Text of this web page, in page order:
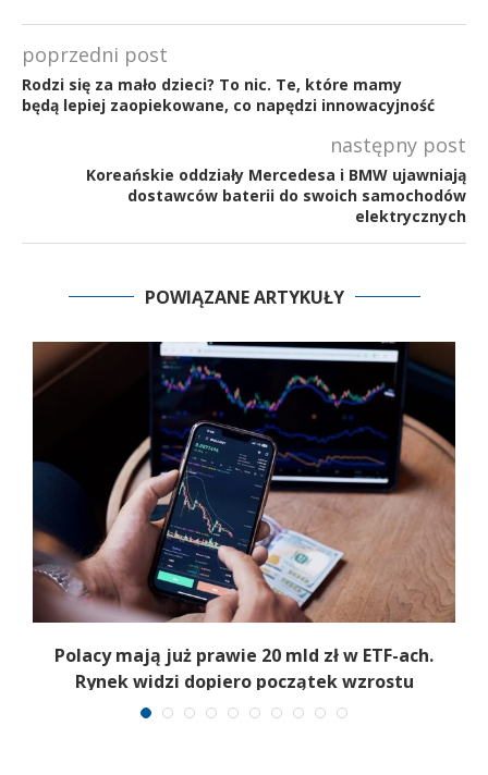
poprzedni post
Rodzi się za mało dzieci? To nic. Te, które mamy
będą lepiej zaopiekowane, co napędzi innowacyjność
następny post
Koreańskie oddziały Mercedesa i BMW ujawniają
dostawców baterii do swoich samochodów
elektrycznych
POWIĄZANE ARTYKUŁY
Polacy mają już prawie 20 mld zł w ETF-ach.
Rynek widzi dopiero początek wzrostu